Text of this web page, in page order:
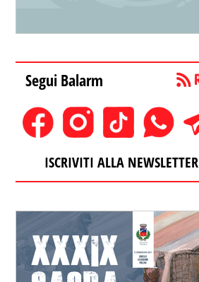
Segui Balarm
ISCRIVITI ALLA NEWSLETTER